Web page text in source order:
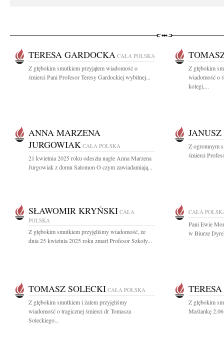
TERESA GARDOCKA CAŁA POLSKA
Z głębokim smutkiem przyjąłem wiadomość o
śmierci Pani Profesor Teresy Gardockiej wybitnej...
Z głębokim
wiadomość o
kolegi,...
ANNA MARZENA
JURGOWIAK CAŁA POLSKA
21 kwietnia 2025 roku odeszła nagle Anna Marzena
Jurgowiak z domu Salomon O czym zawiadamiają...
Z ogromnym
śmierci
SŁAWOMIR KRYŃSKI CAŁA
POLSKA
Z głębokim smutkiem przyjęliśmy wiadomość, że
dnia 25 kwietnia 2025 roku zmarł Profesor Szkoły...
CAŁA
Pani Ewie
w Biurze
TOMASZ SOLECKI CAŁA POLSKA
Z głębokim smutkiem i żalem przyjęliśmy
wiadomość o tragicznej śmierci dr Tomasza
Soleckiego...
Z głębokim
Maślankę